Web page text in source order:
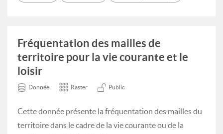
Fréquentation des mailles de
territoire pour la vie courante et le
loisir
Donnée Raster Public
Cette donnée présente la fréquentation des mailles du
territoire dans le cadre de la vie courante ou de la